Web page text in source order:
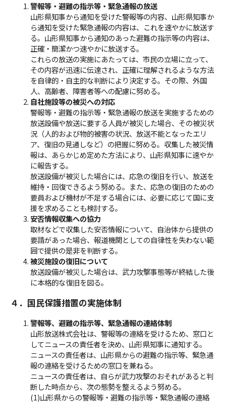
警報等・避難の指示等・緊急通報の放送
山形県知事から通知を受けた警報等の内容、山形県知事か
ら通知を受けた緊急通報の内容は、これを速やかに放送す
る。山形県知事から通知のあった避難の指示等の内容は、
正確・簡潔かつ速やかに放送する。
これらの放送の実施にあたっては、市民の立場に立って、
その内容が迅速に伝達され、正確に理解されるような方法
を自律的・自主的な判断により決定する。その際、外国
人、高齢者、障害者等への配慮に努める。
自社施設等の被災への対応
警報等・避難の指示等・緊急通報の放送を実施するための
放送設備や放送に要する人員が被災した場合、その被災状
況（人的および物的被害の状況、放送不能となったエリ
ア、復旧の見通しなど）の把握に努める。収集した被災情
報は、あらかじめ定めた方法により、山形県知事に速やか
に報告する。
放送設備が被災した場合には、応急の復旧を行い、放送を
維持・回復できるよう努める。また、応急の復旧のための
要員および機材が不足する場合には、必要に応じて国に支
援を求めることも検討する。
安否情報収集への協力
取材などで収集した安否情報について、自治体から提供の
要請があった場合、報道機関としての自律性を失わない範
囲で提供の是非を判断する。
被災施設の復旧について
放送設備が被災した場合は、武力攻撃事態等が終結した後
に本格的な復旧を図る。
４．国民保護措置の実施体制
警報等、避難の指示等、緊急通報の連絡体制
山形放送株式会社は、警報等の連絡を受けるため、窓口と
してニュースの責任者を決め、山形県知事に通知する。
ニュースの責任者は、山形県からの避難の指示等、緊急通
報の連絡を受けるための窓口を兼ねる。
ニュースの責任者は、自らが武力攻撃のおそれがあると判
断した時点から、次の態勢を整えるよう努める。
(1)山形県からの警報等・避難の指示等・緊急通報の連絡